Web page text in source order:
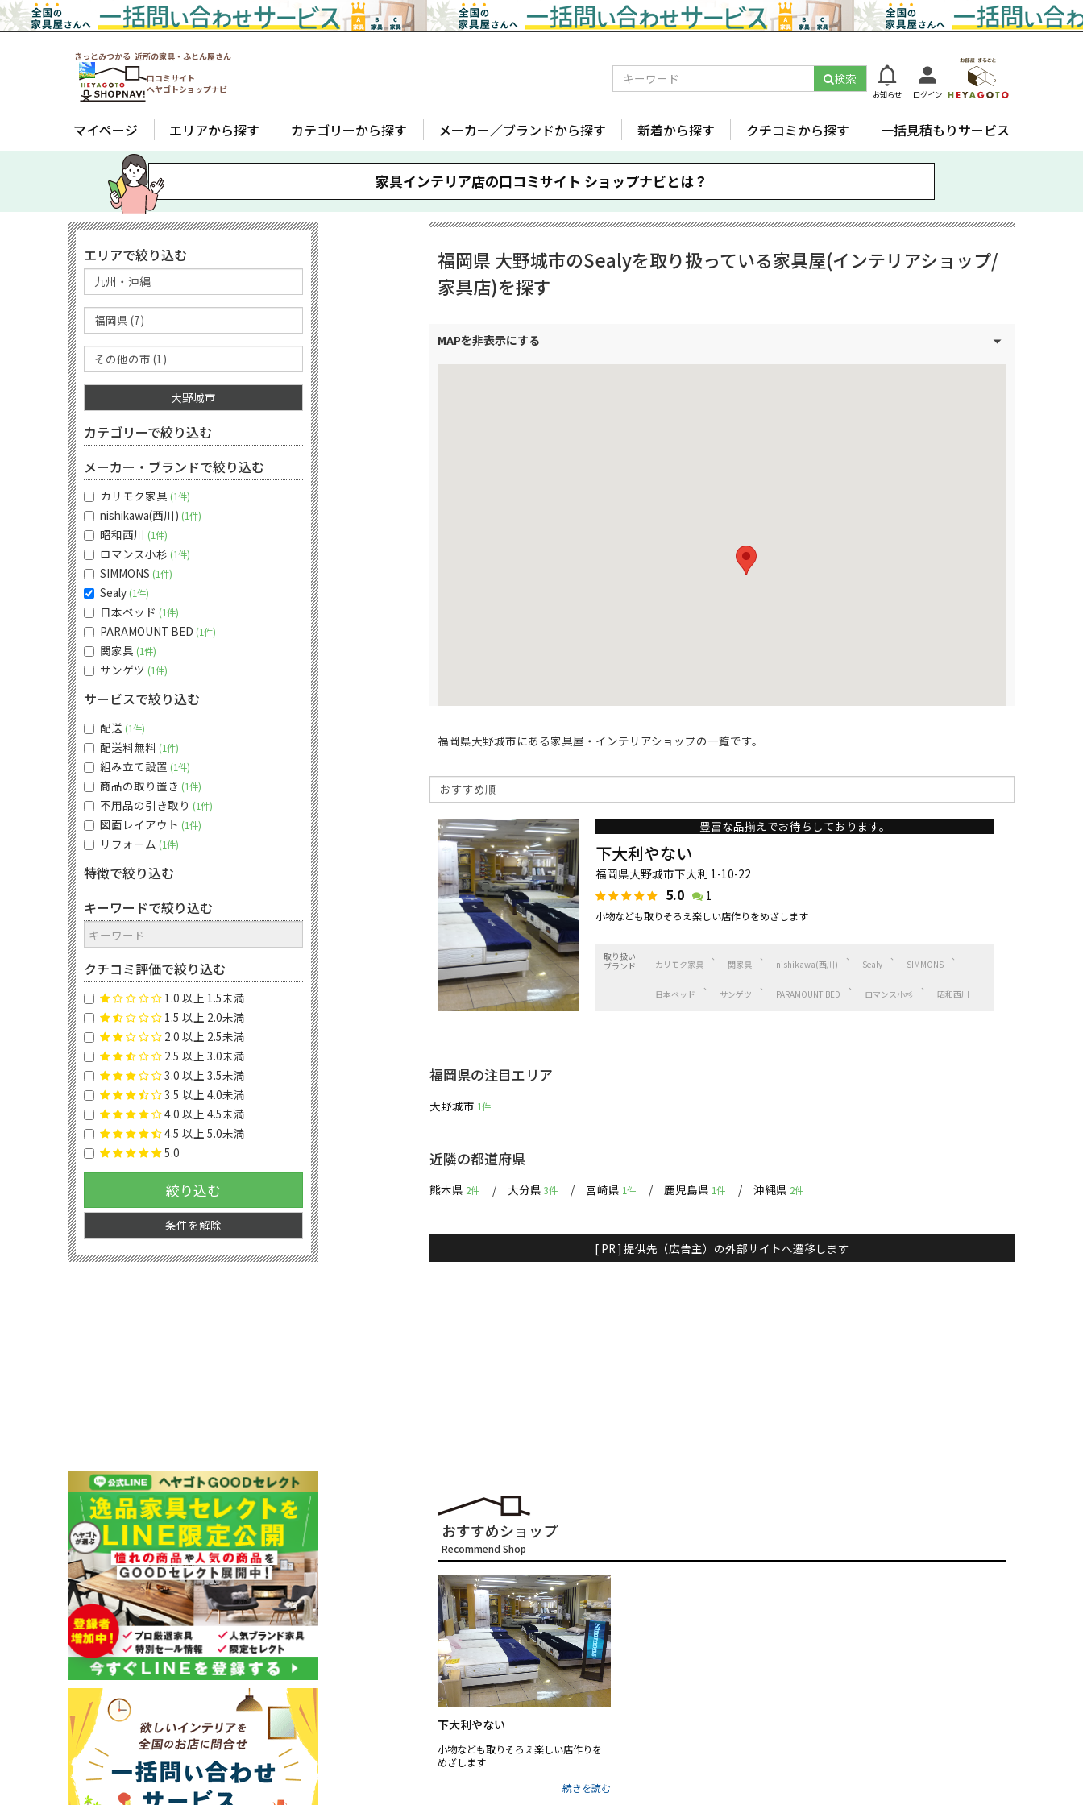
きっとみつかる 近所の家具・ふとん屋さん
口コミサイト
ヘヤゴトショップナビ
検索
お知らせ ログイン
マイページ エリアから探す カテゴリーから探す メーカー／ブランドから探す 新着から探す クチコミから探す 一括見積もりサービス
家具インテリア店の口コミサイト ショップナビとは？
福岡県 大野城市のSealyを取り扱っている家具屋(インテリアショップ/
家具店)を探す
福岡県大野城市にある家具屋・インテリアショップの一覧です。
豊富な品揃えでお待ちしております。
下大利やない
福岡県大野城市下大利 1-10-22
5.0 1
小物なども取りそろえ楽しい店作りをめざします
取り扱い
ブランド
カリモク家具 関家具 nishikawa(西川) Sealy SIMMONS
日本ベッド サンゲツ PARAMOUNT BED ロマンス小杉 昭和西川
福岡県の注目エリア
大野城市 1件
近隣の都道府県
熊本県 2件 大分県 3件 宮崎県 1件 鹿児島県 1件 沖縄県 2件
[ PR ] 提供先（広告主）の外部サイトへ遷移します
おすすめショップ
Recommend Shop
下大利やない
小物なども取りそろえ楽しい店作りを
めざします
エリアで絞り込む
大野城市
カテゴリーで絞り込む
メーカー・ブランドで絞り込む
カリモク家具 1件
nishikawa(西川) 1件
昭和西川 1件
ロマンス小杉 1件
SIMMONS 1件
Sealy 1件
日本ベッド 1件
PARAMOUNT BED 1件
関家具 1件
サンゲツ 1件
サービスで絞り込む
配送 1件
配送料無料 1件
組み立て設置 1件
商品の取り置き 1件
不用品の引き取り 1件
図面レイアウト 1件
リフォーム 1件
特徴で絞り込む
キーワードで絞り込む
クチコミ評価で絞り込む
1.0 以上 1.5未満
1.5 以上 2.0未満
2.0 以上 2.5未満
2.5 以上 3.0未満
3.0 以上 3.5未満
3.5 以上 4.0未満
4.0 以上 4.5未満
4.5 以上 5.0未満
5.0
絞り込む
条件を解除